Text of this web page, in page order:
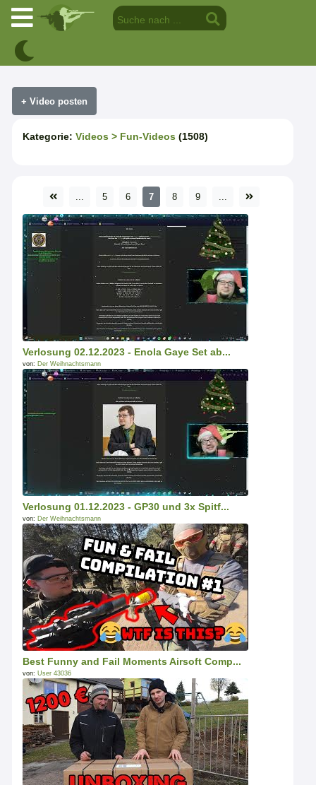
Kategorie: Videos > Fun-Videos (1508)
5 6 7 8 9
Verlosung 02.12.2023 - Enola Gaye Set ab...
von: Der Weihnachtsmann
Verlosung 01.12.2023 - GP30 und 3x Spitf...
von: Der Weihnachtsmann
Best Funny and Fail Moments Airsoft Comp...
von: User 43036